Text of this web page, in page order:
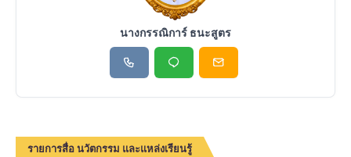
นางกรรณิการ์ ธนะสูตร
รายการสื่อ นวัตกรรม และแหล่งเรียนรู้